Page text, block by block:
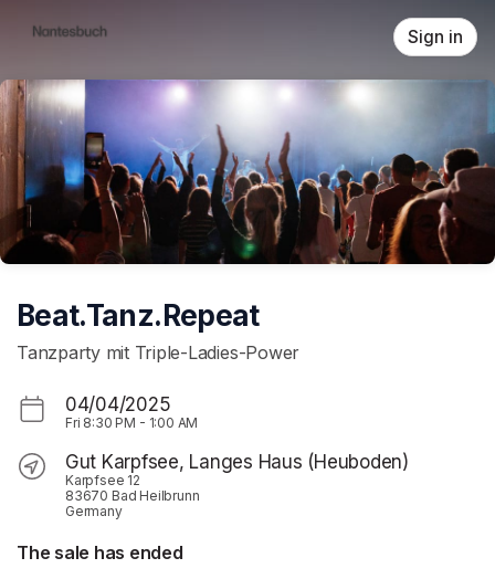
Sign in
Beat.Tanz.Repeat
Tanzparty mit Triple-Ladies-Power
04/04/2025
Fri 8:30 PM - 1:00 AM
Gut Karpfsee, Langes Haus (Heuboden)
Karpfsee 12
83670 Bad Heilbrunn
Germany
The sale has ended